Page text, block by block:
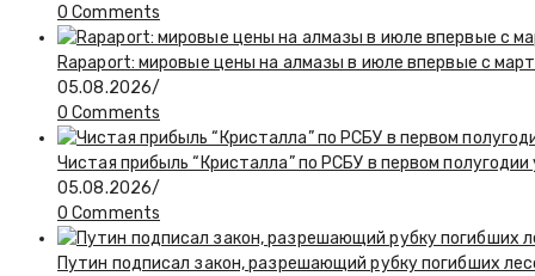
0 Comments
Rapaport: мировые цены на алмазы в июле впервые с
05.08.2026/
0 Comments
Чистая прибыль “Кристалла” по РСБУ в первом полугодии
05.08.2026/
0 Comments
Путин подписал закон, разрешающий рубку погибших